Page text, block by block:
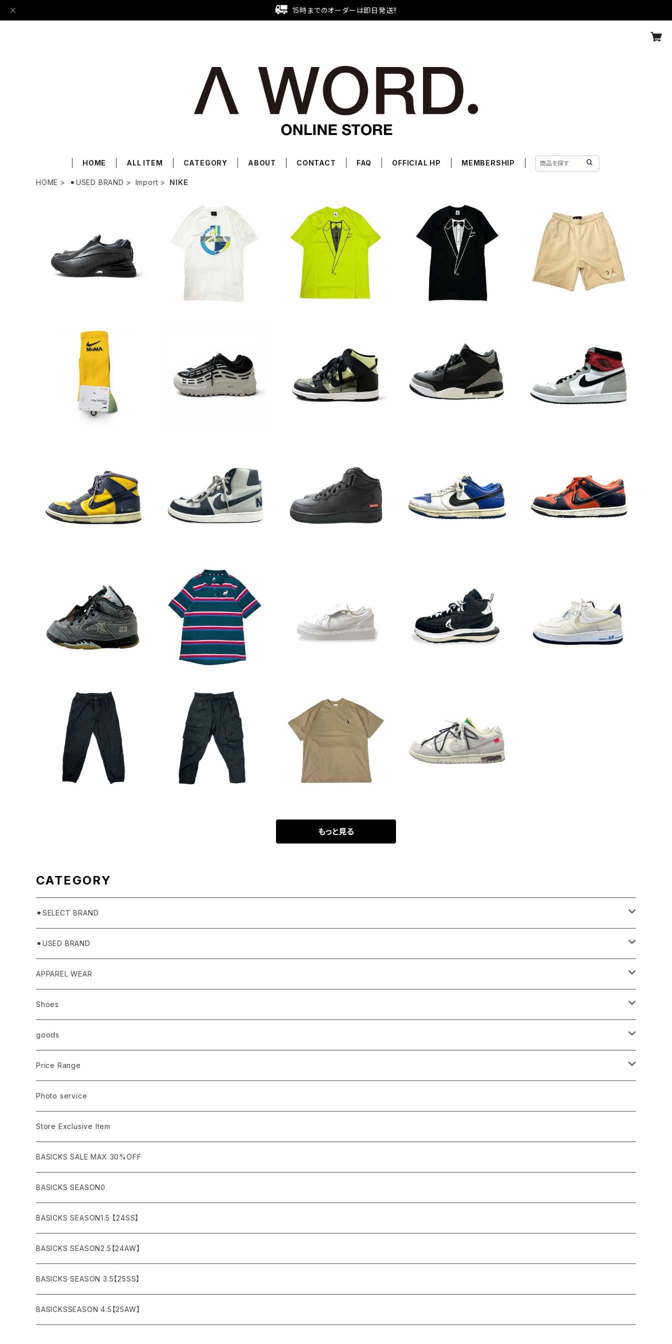
15時までのオーダーは即日発送!!
HOME ALL ITEM CATEGORY ABOUT CONTACT FAQ OFFICIAL HP MEMBERSHIP
HOME ⚫︎USED BRAND Import NIKE
NIKE x COMMEdesGAR
CON HOMME PLUS AIRM
AX DOLCE SP CDG
¥49,500
NIKE x UNION LA x JUM
PMAN Print T-Shirts
¥5,225
NIKE x OFFWHITE "LOG
O" Print T-Shirts
¥5,225
5%OFF
NIKE x OFFWHITE "LOG
O" Print T-Shirts
¥5,225
5%OFF
⚫︎NIKE x UNION LA コット
ンショーツ
5%OFF
NIKE x MoMA Socks(25
-27cm)
5%OFF
NIKE x COMME des GAR
CONS HOMME PLUS
¥47,025
5%OFF
NIKE x COMME des GAR
CONS Dunk Hi
¥18,810
5%OFF
NIKE x LEVIS AIR JORD
AN 3 RTR LSC BLK SP
¥21,945
5%OFF
⚫︎NIKE AIR JORDAN 1 HI
5088 126)”
¥22,990
5%OFF
⚫︎NIKE DUNK HI (MICHI
GAN)
¥12,540
5%OFF
⚫︎NIKE TERMINATOR HI
"2022MODEL"
¥12,540
5%OFF
NIKE x Supreme Air Fo
rce 1 Mid
¥21,945
5%OFF
⚫︎NIKE BY YOU DUNK LO
W
¥6,270
5%OFF
⚫︎NIKE DUNK LOW "CU1
727-800"
¥6,270
5%OFF
NIKE 【TD SIZE】x OFF W
HITE AIR JORDAN5
¥20,900
5%OFF
⚫︎NIKE SB x Parra Bor
der Polo
¥10,450
5%OFF
NIKE x PMO KWONDO1
¥38,500
NIKE x sacai x JPG VAPO
RWAFFLE
¥60,500
SOLD OUT
NIKE AIR FORCE 1 PRM
db3541-100
¥9,900
SOLD OUT
NIKE ACG RIPSTOP JOG
PANTS
¥7,700
SOLD OUT
NIKE ACG CARGO PANTS
¥8,800
SOLD OUT
NIKE x BILLIE EILLISH SW
OOSH PRINT TEE
SOLD OUT
NIKE x OFF WHITE 50 of
20 DUNK LOW
¥42,900
SOLD OUT
もっと見る
CATEGORY
⚫︎SELECT BRAND
BASICKS
HUMMEL 00
⚫︎USED BRAND
Domestic
Ancellm
AURALEE
ANCHOR
asics
Import
ANN DEMEULEMEESTER
ARMANI / EXCHANGE / JEANS
agnes b
ARC'TERYX
APPAREL WEAR
TOPS
T-SHIRTS (Tシャツ）
LSV (長袖Tシャツ）
VEST(ベスト）
OUTER
BLOUSON (ブルゾン）
JACKET (ジャケット)
BOTTOMS
DENIM (デニム)
CARGO (カーゴ)
SHORTS (ショーツ)
Shoes
Sneaker
Leather shoes
Sandals
Boots
goods
Eye wear
Cap/Hat
Bag / Wallet
Watch
Interior
Figure/etc...
Accessory
Necklace
Bracelet
Price Range
¥1,000〜¥5,000
¥5,000〜¥10,000
¥10,000〜¥30,000
¥30,000〜¥50,000
¥50,000〜¥100,000
¥100,000〜¥150,000
¥150,000〜
Photo service
Store Exclusive Item
BASICKS SALE MAX 30%OFF
BASICKS SEASON0
BASICKS SEASON1.5 【24SS】
BASICKS SEASON2.5【24AW】
BASICKS SEASON 3.5【25SS】
BASICKSSEASON 4.5【25AW】